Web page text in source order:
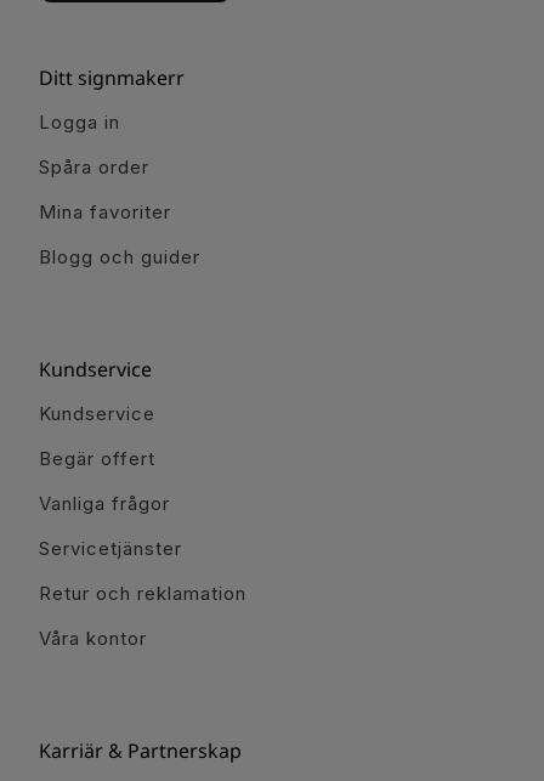
Ditt signmakerr
Logga in
Spåra order
Mina favoriter
Blogg och guider
Kundservice
Kundservice
Begär offert
Vanliga frågor
Servicetjänster
Retur och reklamation
Våra kontor
Karriär & Partnerskap